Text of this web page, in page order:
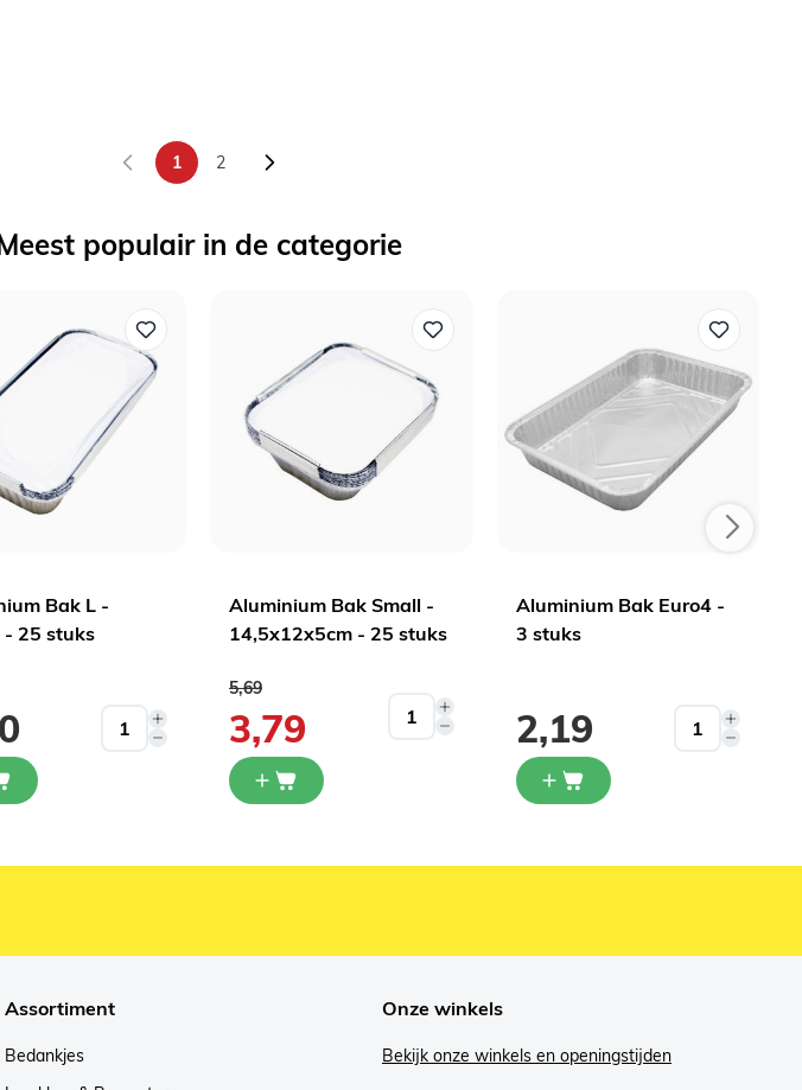
U lees momenteel pagina
1 Pagina
2
populair in de categorie
Bak L -
25 stuks
Aluminium Bak Small -
14,5x12x5cm - 25 stuks
3,79
Normale prijs
5,69
Aluminium Bak Euro4 -
3 stuks
2,19
Assortiment
Bedankjes
Onze winkels
Bekijk onze winkels en openingstijden